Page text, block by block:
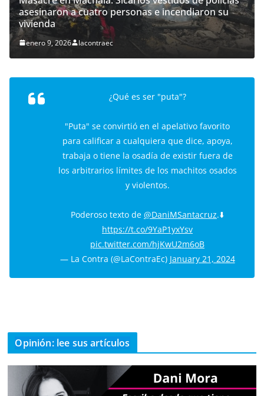
asesinaron a cuatro personas e incendiaron su
vivienda
enero 9, 2026 lacontraec
¿Qué es ser "puta"?
"Puta" se convirtió en el apelativo favorito
para calificar a cualquiera que dice, apoya,
trabaja o tiene la osadía de existir fuera de
los arbitrarios límites de los machitos osados
y violentos.
Poderoso texto de @DaniMSantacruz.⬇️
https://t.co/9YaP1yxYsv
pic.twitter.com/hjKwU2m6oB
— La Contra (@LaContraEc) January 21, 2024
Opinión: lee sus artículos